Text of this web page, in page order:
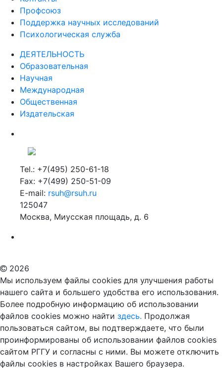
Контакты
Профсоюз
Поддержка научных исследований
ДЕЯТЕЛЬНОСТЬ
Образовательная
Научная
Международная
Общественная
Tel.: +7(495) 250-61-18
Fax: +7(499) 250-51-09
E-mail:
125047
2026
Мы используем файлы cookies для улучшения работы
нашего сайта и большего удобства его использования.
Более подробную информацию об использовании
файлов cookies можно найтиздесь.Продолжая
пользоваться сайтом, вы подтверждаете, что были
проинформированы об использовании файлов cookies
сайтом РГГУ и согласны с ними. Вы можете отключить